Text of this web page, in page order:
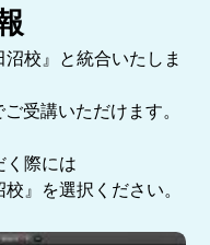
校』と統合いたしま
受講いただけます。
く際には
』を選択ください。